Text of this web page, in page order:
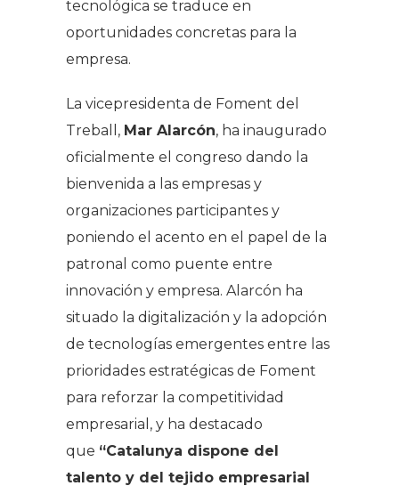
tecnológica se traduce en
oportunidades concretas para la
empresa.
La vicepresidenta de Foment del
Treball, Mar Alarcón, ha inaugurado
oficialmente el congreso dando la
bienvenida a las empresas y
organizaciones participantes y
poniendo el acento en el papel de la
patronal como puente entre
innovación y empresa. Alarcón ha
situado la digitalización y la adopción
de tecnologías emergentes entre las
prioridades estratégicas de Foment
para reforzar la competitividad
empresarial, y ha destacado
que “Catalunya dispone del
talento y del tejido empresarial